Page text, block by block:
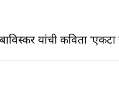
यांची कविता ‘एकटा